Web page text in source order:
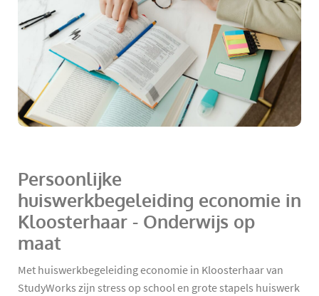
Persoonlijke
huiswerkbegeleiding economie in
Kloosterhaar - Onderwijs op
maat
Met huiswerkbegeleiding economie in Kloosterhaar van
StudyWorks zijn stress op school en grote stapels huiswerk